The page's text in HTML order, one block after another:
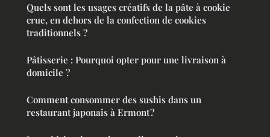
Quels sont les usages créatifs de la pâte à cookie
crue, en dehors de la confection de cookies
traditionnels ?
Pâtisserie : Pourquoi opter pour une livraison à
domicile ?
Comment consommer des sushis dans un
restaurant japonais à Ermont ?